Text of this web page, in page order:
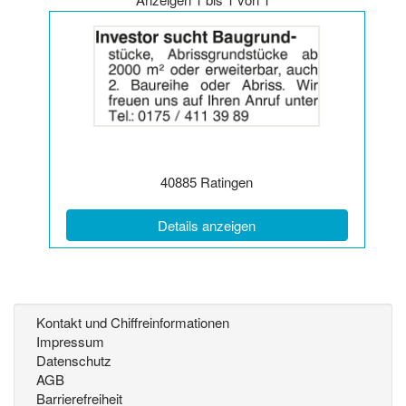
der
Anzeige
2064280
anzeigen
|
Info:
Postleitzahl:
40885 Ort:
Ratingen
Details anzeigen(ID: 2064280)
Kontakt und Chiffreinformationen
Impressum
Datenschutz
AGB
Barrierefreiheit